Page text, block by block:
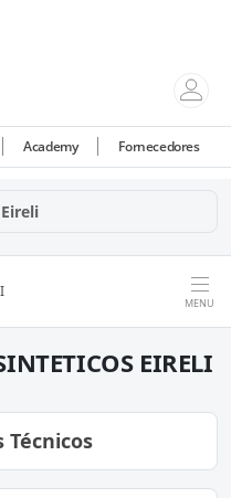
Academy Fornecedores
MENU
EIRELI